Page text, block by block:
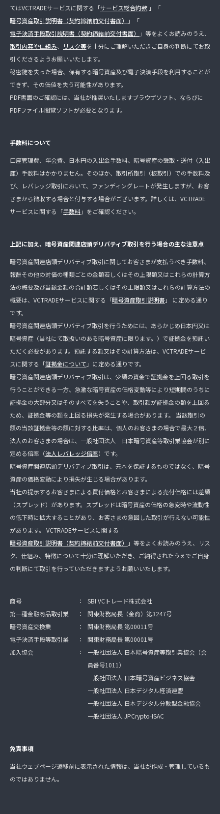
てはVCTRADEサービスに関する「サービス総合約款 」「
暗号資産取引説明書（契約締結前交付書面）
」「
電子決済手段取引説明書（契約締結前交付書面）
」等をよくお読みのうえ、
取引内容や仕組み、 リスク等を十分にご理解いただきご自身の判断にてお取
引くださるようお願いいたします。
秘密鍵を失った場合、保有する暗号資産及び電子決済手段を利用することが
できず、その価値を失う可能性があります。
PDF書面のご確認には、当社が推奨いたしますブラウザソフト、ならびに
PDFファイル閲覧ソフトが必要となります。
手数料について
口座管理費、年会費、日本円の入出金手数料、暗号資産の受取・送付（入出
庫）手数料はかかりません。そのほか、取引所取引（板取引）での手数料及
び、レバレッジ取引において、ファンディングレートが発生しますが、お客
さまから徴収する場合と付与する場合がございます。詳しくは、VCTRADE
サービスに関する「手数料」をご確認ください。
上記に加え、暗号資産関連店頭デリバティブ取引を行う場合の主な注意点
暗号資産関連店頭デリバティブ取引に関してお客さまが支払うべき手数料、
報酬その他の対価の種類ごとの金額若しくはその上限額又はこれらの計算方
法の概要及び当該金額の合計額若しくはその上限額又はこれらの計算方法の
概要は、VCTRADEサービスに関する「暗号資産取引説明書」 に定める通り
です。
暗号資産関連店頭デリバティブ取引を行うためには、あらかじめ日本円又は
暗号資産（当社にて取扱いのある暗号資産に限ります。）で証拠金を預託い
ただく必要があります。預託する額又はその計算方法は、VCTRADEサービ
スに関する「証拠金について 」に定める通りです。
暗号資産関連店頭デリバティブ取引は、少額の資金で証拠金を上回る取引を
行うことができる一方、急激な暗号資産の価格変動等により短期間のうちに
証拠金の大部分又はそのすべてを失うことや、取引額が証拠金の額を上回る
ため、証拠金等の額を上回る損失が発生する場合があります。 当該取引の
額の当該証拠金等の額に対する比率は、個人のお客さまの場合で最大２倍、
法人のお客さまの場合は、一般社団法人 日本暗号資産等取引業協会が別に
定める倍率（法人レバレッジ倍率）です。
暗号資産関連店頭デリバティブ取引は、元本を保証するものではなく、暗号
資産の価格変動により損失が生じる場合があります。
当社の提示するお客さまによる買付価格とお客さまによる売付価格には差額
（スプレッド）があります。スプレッドは暗号資産の価格の急変時や流動性
の低下時に拡大することがあり、お客さまの意図した取引が行えない可能性
があります。 VCTRADEサービスに関する「
暗号資産取引説明書（契約締結前交付書面）
」等をよくお読みのうえ、リス
ク、仕組み、特徴について十分に理解いただき、ご納得されたうえでご自身
の判断にて取引を行っていただきますようお願いいたします。
商号 ：
SBI VCトレード株式会社
第一種金融商品取引業
：
関東財務局長（金商）第3247号
暗号資産交換業
：
関東財務局長 第00011号
電子決済手段等取引業
：
関東財務局長 第00001号
加入協会
：
一般社団法人 日本暗号資産等取引業協会（会
員番号1011）
一般社団法人 日本暗号資産ビジネス協会
一般社団法人 日本デジタル経済連盟
一般社団法人 日本デジタル分散型金融協会
一般社団法人 JPCrypto-ISAC
免責事項
当社ウェブページ遷移前に表示された情報は、当社が作成・管理しているも
のではありません。